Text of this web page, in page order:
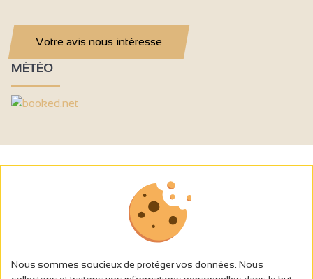
Votre avis nous intéresse
MÉTÉO
Nous sommes soucieux de protéger vos données. Nous